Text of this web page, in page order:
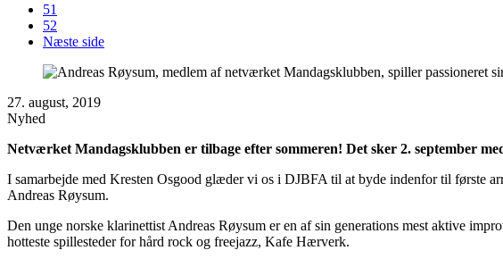
51
52
Næste side
27. august, 2019
Nyhed
Netværket Mandagsklubben er tilbage efter sommeren! Det sker 2. september
I samarbejde med Kresten Osgood glæder vi os i DJBFA til at byde indenfor til første
Andreas Røysum.
Den unge norske klarinettist Andreas Røysum er en af sin generations mest aktive
hotteste spillesteder for hård rock og freejazz, Kafe Hærverk.